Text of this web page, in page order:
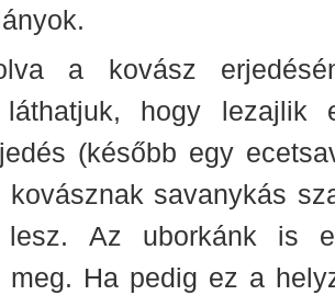
a kovász
láthatjuk, hogy lezajlik
(később egy
savanykás
Az uborkánk is
meg. Ha pedig ez a